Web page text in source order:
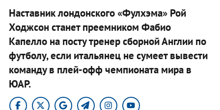
Наставник лондонского «Фулхэма» Рой
Ходжсон станет преемником Фабио
Капелло на посту тренер сборной Англии по
футболу, если итальянец не сумеет вывести
команду в плей-офф чемпионата мира в
ЮАР.